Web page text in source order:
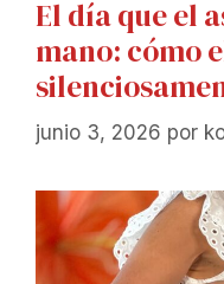
El día que el
mano: cómo
junio 3, 2026 por